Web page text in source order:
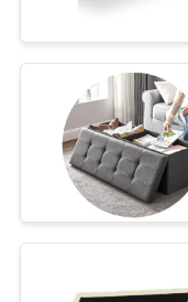
ONGEVEER
ONS
Het
Sofa